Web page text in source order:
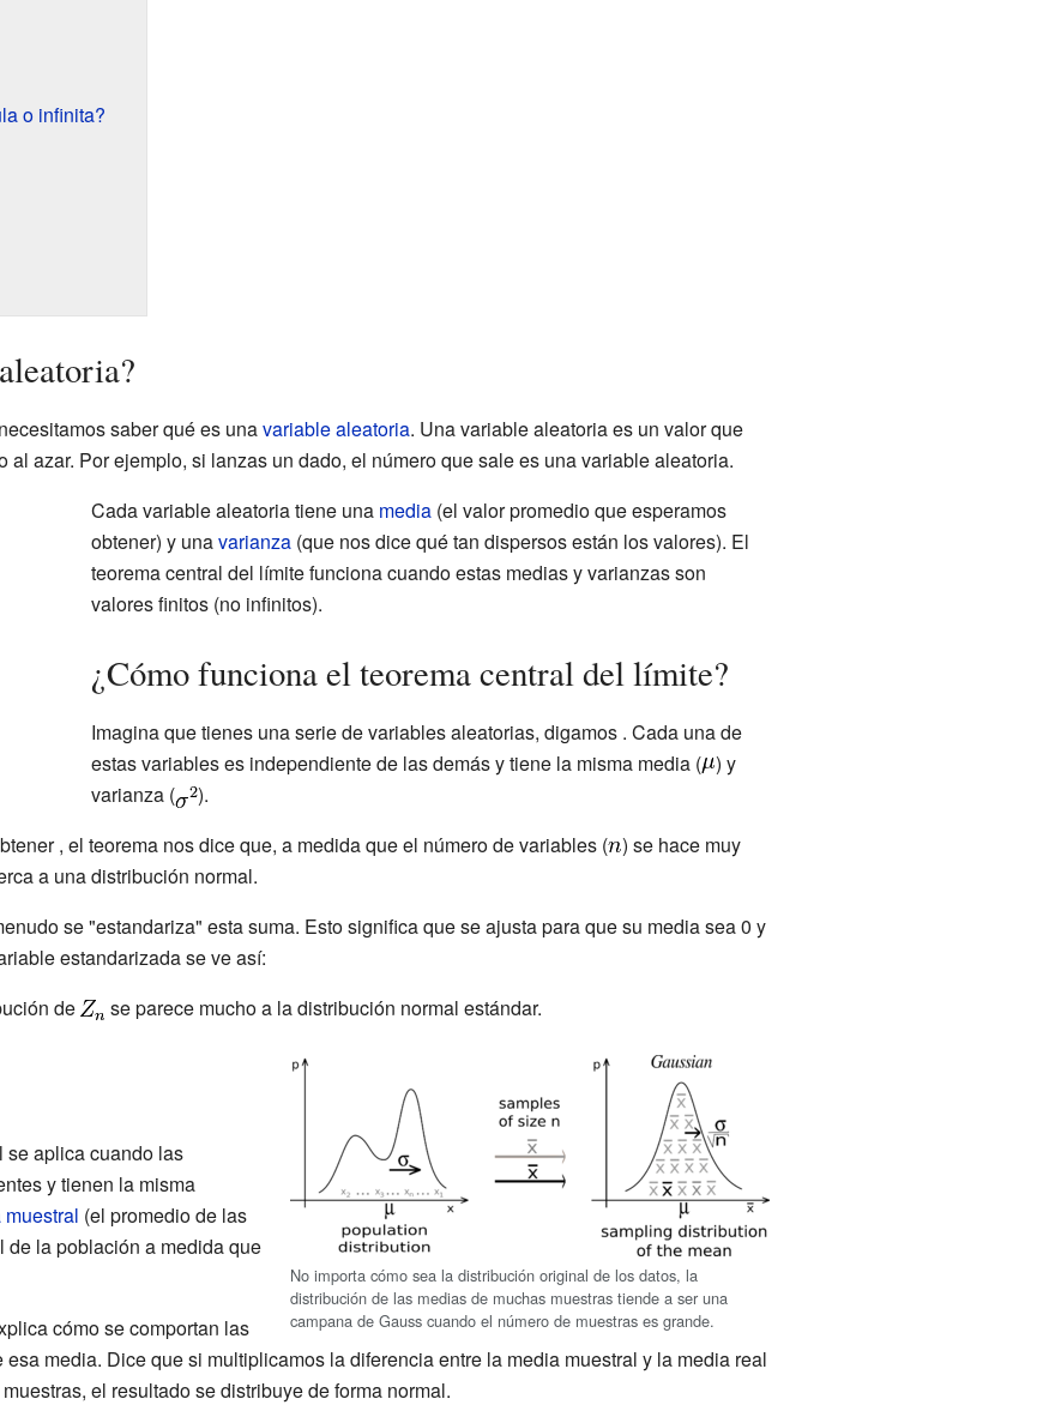
o infinita?
saber qué es unavariable aleatoria. Una variable aleatoria es un valor que
al azar. Por ejemplo, si lanzas un dado, el número que sale es una variable aleatoria.
Cada variable aleatoria tiene una media(el valor promedio que esperamos
obtener) y unavarianza(que nos dice qué tan dispersos están los valores). El
teorema central del límite funciona cuando estas medias y varianzas son
valores finitos (no infinitos).
¿Cómo funciona el teorema central del límite?
Imagina que tienes una serie de variables aleatorias, digamos . Cada una de
estas variables es independiente de las demás y tiene la misma media ( ) y
varianza (
).
, el teorema nos dice que, a medida que el número de variables ( ) se hace muy
a una distribución normal.
se "estandariza" esta suma. Esto significa que se ajusta para que su media sea 0 y
estandarizada se ve así:
de se parece mucho a la distribución normal estándar.
No importa cómo sea la distribución original de los datos, la
distribución de las medias de muchas muestras tiende a ser una
campana de Gauss cuando el número de muestras es grande.
se aplica cuando las
y tienen la misma
muestral (el promedio de las
de la población a medida que
cómo se comportan las
media. Dice que si multiplicamos la diferencia entre la media muestral y la media real
el resultado se distribuye de forma normal.